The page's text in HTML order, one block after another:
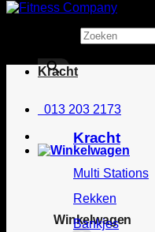
013 203 2173
Winkelwagen
Kracht
Kracht
Multi Stations
Rekken
Bankjes